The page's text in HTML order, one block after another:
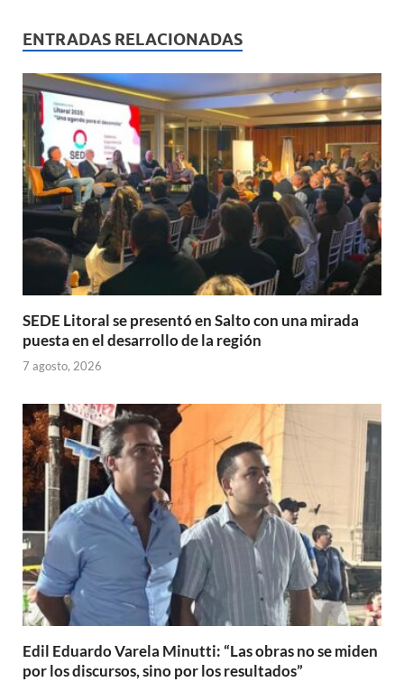
s
A
p
p
b
o
o
k
p
ar
ti
r
ENTRADAS RELACIONADAS
SEDE Litoral se presentó en Salto con una mirada
puesta en el desarrollo de la región
7 agosto, 2026
Edil Eduardo Varela Minutti: “Las obras no se miden
por los discursos, sino por los resultados”